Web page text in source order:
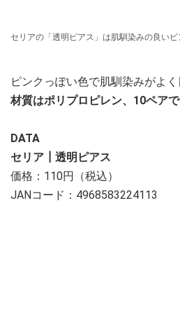
セリアの「透明ピアス」は肌馴染みの良いピ
ピンクっぽい色で肌馴染みがよく
材質はポリプロピレン、10ペアで
DATA
セリア┃透明ピアス
価格：110円（税込）
JANコード：4968583224113